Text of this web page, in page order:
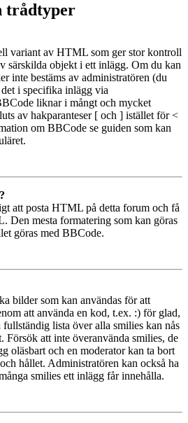
trådtyper
variant av HTML som ger stor kontroll
särskilda objekt i ett inlägg. Om du kan
inte bestäms av administratören (du
i specifika inlägg via
liknar i mångt och mycket
av hakparanteser [ och ] istället för <
om BBCode se guiden som kan
att posta HTML på detta forum och få
Den mesta formatering som kan göras
göras med BBCode.
bilder som kan användas för att
att använda en kod, t.ex. :) för glad,
lista över alla smilies kan nås
Försök att inte överanvända smilies, de
oläsbart och en moderator kan ta bort
hållet. Administratören kan också ha
smilies ett inlägg får innehålla.